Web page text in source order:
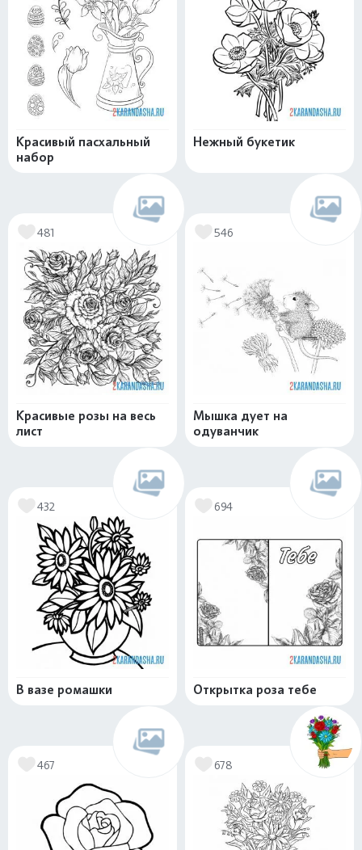
Красивый пасхальный
набор
Нежный букетик
481
Красивые розы на весь
лист
546
Мышка дует на
одуванчик
432
В вазе ромашки
694
Открытка роза тебе
467 678